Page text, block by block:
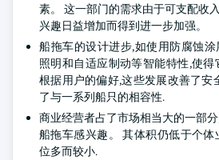
素。 这一部门的需求由于可支配收
兴趣日益增加而得到进一步加强。
船拖车的设计进步,如使用防腐蚀涂
照明和自适应制动等智能特性,使
根据用户的偏好,这些发展改善了安
了与一系列船只的相容性.
商业经营者占了市场相当大的一部
船拖车感兴趣。 其体积仍低于个
位多而较小.